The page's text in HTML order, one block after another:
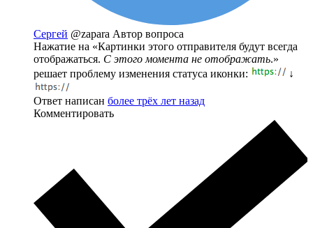
Сергей @zapara Автор вопроса
Нажатие на «Картинки этого отправителя будут всегда
отображаться. С этого момента не отображать.»
решает проблему изменения статуса иконки:
↓
Ответ написан более трёх лет назад
Комментировать